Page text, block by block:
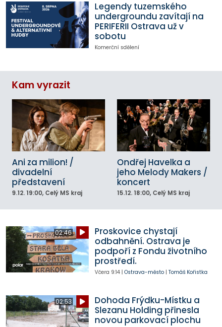
Legendy tuzemského
undergroundu zavítají na
PERIFERII Ostrava už v
sobotu
Komerční sdělení
Kam vyrazit
Ani za milion! /
divadelní
představení
9.12. 19:00, Celý MS kraj
Ondřej Havelka a
jeho Melody Makers /
koncert
15.12. 18:00, Celý MS kraj
02:46
Proskovice chystají
odbahnění. Ostrava je
podpoří z Fondu životního
prostředí.
Včera 9:14| Ostrava-město| Tomáš Kořistka
02:53
Dohoda Frýdku-Místku a
Slezanu Holding přinesla
novou parkovací plochu